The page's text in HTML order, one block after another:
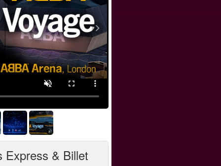
Express & Billet